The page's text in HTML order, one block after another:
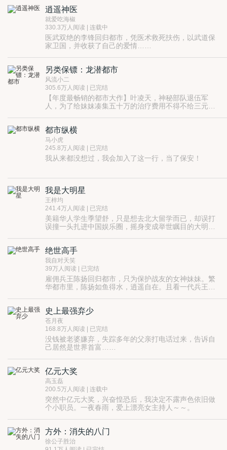
与前女友分手刚满一年，情伤还没有治愈，在省城商都
市享受着悠闲自在的校园时光，因为一起偶发的街头劫
案，被卷入家族起落、商海沉浮之中，机缘巧合，挽救
了两家濒临倒闭的公司，也为自己撬开进入地产行业的
大门……
逍遥神医
就爱吃海椒
330.3万人阅读 | 连载中
医武双绝的李锋回归都市，凭医术救死扶伤，以武道保
家卫国，并收获了自己的爱情……
另类保镖：龙潜都市
风流小二
305.6万人阅读 | 已完结
【年度最畅销的都市大作】叶凌天，神秘部队退伍军
人，为了给妹妹凑集五十万的治疗费用不得不给三元集
的一条不平凡的路来。
都市纵横
马小虎
245.8万人阅读 | 已完结
我从来都没想过，我会加入了这一行，当了保安！
我是大明星
王梓均
241.4万人阅读 | 已完结
美籍华人学生季望舒，只是想去北大留学而已，却误打
误撞一头扎进中国娱乐圈，摇身变成举世瞩目的大明
绝世高手
我自对天笑
39万人阅读 | 已完结
雇佣兵王陈扬回归都市，只为保护战友的女神妹妹。繁
华都市里，陈扬如鱼得水，逍遥自在。且看一代兵王如
史上最强弃少
苍月夜
168.8万人阅读 | 已完结
没钱被老婆嫌弃，失踪多年的父亲打电话过来，告诉自
己居然是世界首富……
亿元大奖
高玉磊
200.5万人阅读 | 连载中
突然中亿元大奖，兴奋惶恐后，我决定不露声色依旧做
个小职员。一夜春雨，爱上漂亮女主持人～～。
方外：消失的八门
徐公子胜治